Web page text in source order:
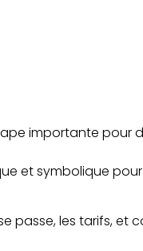
importante pour
et symbolique pour
passe, les tarifs, et